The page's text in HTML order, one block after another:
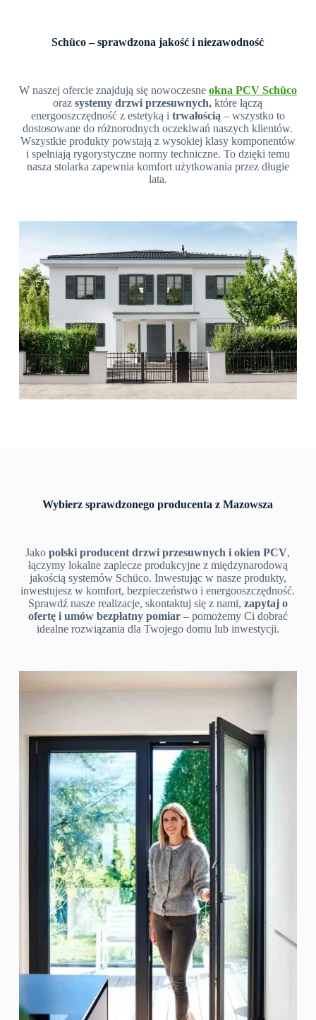
Schüco – sprawdzona jakość i niezawodność
W naszej ofercie znajdują się nowoczesne okna PCV Schüco
oraz systemy drzwi przesuwnych,które łączą
energooszczędność z estetyką i trwałością – wszystko to
dostosowane do różnorodnych oczekiwań naszych klientów.
Wszystkie produkty powstają z wysokiej klasy komponentów
i spełniają rygorystyczne normy techniczne. To dzięki temu
nasza stolarka zapewnia komfort użytkowania przez długie
lata.
Wybierz sprawdzonego producenta z Mazowsza
Jakopolski producent drzwi przesuwnych i okien PCV,
łączymy lokalne zaplecze produkcyjne z międzynarodową
jakością systemów Schüco. Inwestując w nasze produkty,
inwestujesz w komfort, bezpieczeństwo i energooszczędność.
Sprawdź nasze realizacje, skontaktuj się z nami, zapytaj o
ofertę i umów bezpłatny pomiar– pomożemy Ci dobrać
idealne rozwiązania dla Twojego domu lub inwestycji.